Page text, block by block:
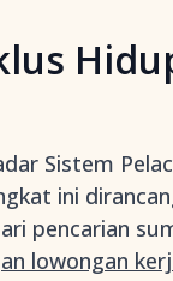
Sistem
ini
pencarian
lowongan